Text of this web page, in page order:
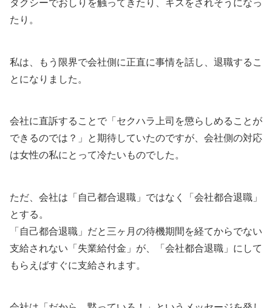
タクシーでおしりを触ってきたり、キスをされそうになっ
たり。
私は、もう限界で会社側に正直に事情を話し、退職するこ
とになりました。
会社に直訴することで「セクハラ上司を懲らしめることが
できるのでは？」と期待していたのですが、会社側の対応
は女性の私にとって冷たいものでした。
ただ、会社は「自己都合退職」ではなく「会社都合退職」
とする。
「自己都合退職」だと三ヶ月の待機期間を経てからでない
支給されない「失業給付金」が、「会社都合退職」にして
もらえばすぐに支給されます。